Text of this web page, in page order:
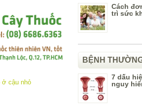
Cách
trì sức
BỆNH
7 dấu
nguy